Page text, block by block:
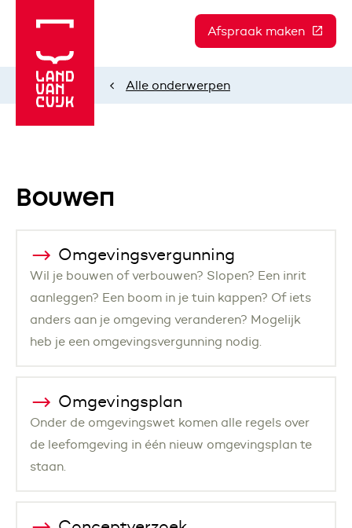
Afspraak maken (Deze
HomeAlle onderwerpen
Bouwen
Omgevingsvergunning
Wil je bouwen of verbouwen? Slopen? Een inrit
aanleggen? Een boom in je tuin kappen? Of iets
anders aan je omgeving veranderen? Mogelijk
heb je een omgevingsvergunning nodig.
Omgevingsplan
Onder de omgevingswet komen alle regels over
de leefomgeving in één nieuw omgevingsplan te
staan.